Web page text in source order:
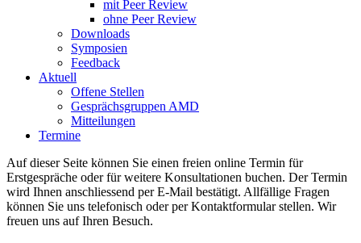
mit Peer Review
ohne Peer Review
Downloads
Symposien
Feedback
Aktuell
Offene Stellen
Gesprächsgruppen AMD
Mitteilungen
Termine
Auf dieser Seite können Sie einen freien online Termin für
Erstgespräche oder für weitere Konsultationen buchen. Der Termin
wird Ihnen anschliessend per E-Mail bestätigt. Allfällige Fragen
können Sie uns telefonisch oder per Kontaktformular stellen. Wir
freuen uns auf Ihren Besuch.